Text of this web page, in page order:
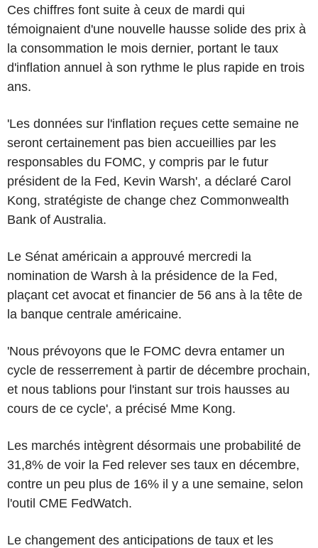
Ces chiffres font suite à ceux de mardi qui
témoignaient d'une nouvelle hausse solide des prix à
la consommation le mois dernier, portant le taux
d'inflation annuel à son rythme le plus rapide en trois
ans.
'Les données sur l'inflation reçues cette semaine ne
seront certainement pas bien accueillies par les
responsables du FOMC, y compris par le futur
président de la Fed, Kevin Warsh', a déclaré Carol
Kong, stratégiste de change chez Commonwealth
Bank of Australia.
Le Sénat américain a approuvé mercredi la
nomination de Warsh à la présidence de la Fed,
plaçant cet avocat et financier de 56 ans à la tête de
la banque centrale américaine.
'Nous prévoyons que le FOMC devra entamer un
cycle de resserrement à partir de décembre prochain,
et nous tablions pour l'instant sur trois hausses au
cours de ce cycle', a précisé Mme Kong.
Les marchés intègrent désormais une probabilité de
31,8% de voir la Fed relever ses taux en décembre,
contre un peu plus de 16% il y a une semaine, selon
l'outil CME FedWatch.
Le changement des anticipations de taux et les